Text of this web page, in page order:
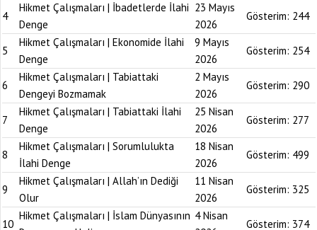
4
Hikmet Çalışmaları | İbadetlerde İlahi
Denge
23 Mayıs
2026
Gösterim: 244
5
Hikmet Çalışmaları | Ekonomide İlahi
Denge
9 Mayıs
2026
Gösterim: 254
6
Hikmet Çalışmaları | Tabiattaki
Dengeyi Bozmamak
2 Mayıs
2026
Gösterim: 290
7
Hikmet Çalışmaları | Tabiattaki İlahi
Denge
25 Nisan
2026
Gösterim: 277
8
Hikmet Çalışmaları | Sorumlulukta
İlahi Denge
18 Nisan
2026
Gösterim: 499
9
Hikmet Çalışmaları | Allah’ın Dediği
Olur
11 Nisan
2026
Gösterim: 325
10
Hikmet Çalışmaları | İslam Dünyasının 4 Nisan
Gösterim: 374